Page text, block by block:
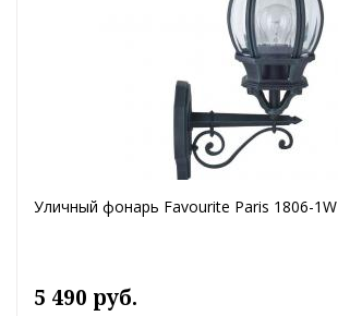
Уличный фонарь Favourite Paris 1806-1W
5 490 руб.